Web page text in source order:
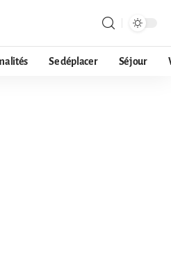
Se déplacer Séjour